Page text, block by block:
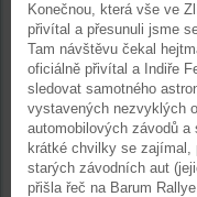
Konečnou, která vše ve
přivítal a přesunuli jsme
Tam návštěvu čekal
oficiálně přivítal a Indiře
sledovat samotného
vystavených nezvyklých
automobilových závodů
krátké chvilky se
starých závodních aut
přišla řeč na Barum